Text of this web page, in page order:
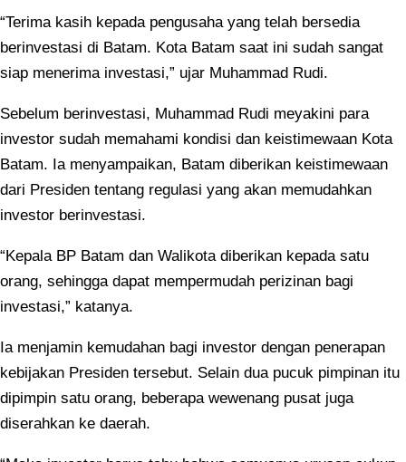
“Terima kasih kepada pengusaha yang telah bersedia
berinvestasi di Batam. Kota Batam saat ini sudah sangat
siap menerima investasi,” ujar Muhammad Rudi.
Sebelum berinvestasi, Muhammad Rudi meyakini para
investor sudah memahami kondisi dan keistimewaan Kota
Batam. Ia menyampaikan, Batam diberikan keistimewaan
dari Presiden tentang regulasi yang akan memudahkan
investor berinvestasi.
“Kepala BP Batam dan Walikota diberikan kepada satu
orang, sehingga dapat mempermudah perizinan bagi
investasi,” katanya.
Ia menjamin kemudahan bagi investor dengan penerapan
kebijakan Presiden tersebut. Selain dua pucuk pimpinan itu
dipimpin satu orang, beberapa wewenang pusat juga
diserahkan ke daerah.